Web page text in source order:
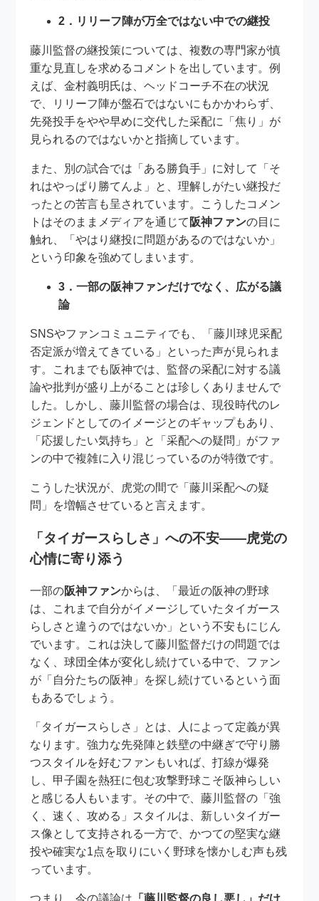
2．リリーフ陣が万全ではない中での継投
藤川監督の継投策については、複数の専門家が慎
重な見直しを求めるコメントを出しています。例
えば、金村義明氏は、ヘッドコーチ不在の状況
で、リリーフ陣が盤石ではないにもかかわらず、
先発投手をやや早めに交代した采配に「焦り」が
見られるのではないかと指摘しています。
また、別の試合では「ある勝負手」に対して「そ
れはやっぱり勝てんよ」と、理解しがたい継投だ
ったとの苦言も呈されています。こうしたコメン
トはそのままメディアを通じて 阪神ファンの目に
触れ、「やはり継投に問題があるのではないか」
という印象を強めてしまいます。
3．一部の阪神ファンだけでなく、広がる議
論
SNSやファンコミュニティでも、「藤川球児采配
否定派が増えてきている」といった声が見られま
す。これまでも阪神では、監督の采配に対する議
論や批判が盛り上がることは珍しくありませんで
した。しかし、藤川監督の場合は、現役時代のレ
ジェンドとしてのイメージとのギャップもあり、
「応援したい気持ち」と「采配への疑問」がファ
ンの中で複雑に入り混じっているのが特徴です。
こうした状況が、虎党の間で「藤川采配への疑
問」を増幅させていると言えます。
「タイガースらしさ」への不安――虎党の
心情に寄り添う
一部の阪神ファンからは、「最近の阪神の野球
は、これまで自分がイメージしていたタイガース
らしさと違うのではないか」という不安もにじん
でいます。これは決して藤川監督だけの問題では
なく、球団全体が変化し続けている中で、ファン
が「自分たちの阪神」を探し続けているという面
もあるでしょう。
「タイガースらしさ」とは、人によって定義が異
なります。強力な先発陣と鉄壁の中継ぎで守り勝
つスタイルを好むファンもいれば、打線が爆発
し、甲子園を熱狂に包む攻撃野球こそ阪神らしい
と感じる人もいます。その中で、藤川監督の「強
く、速く、攻める」スタイルは、新しいタイガー
ス像として支持される一方で、かつての堅実な継
投や確実な1点を取りにいく野球を懐かしむ声も残
っています。